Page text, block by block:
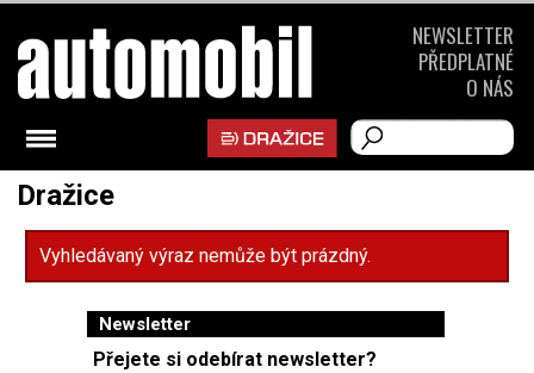
Dražice
Vyhledávaný výraz nemůže být prázdný.
Newsletter
Přejete si odebírat newsletter?
NEWSLETTER
PŘEDPLATNÉ
O NÁS